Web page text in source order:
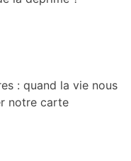
: quand la vie nous
notre carte